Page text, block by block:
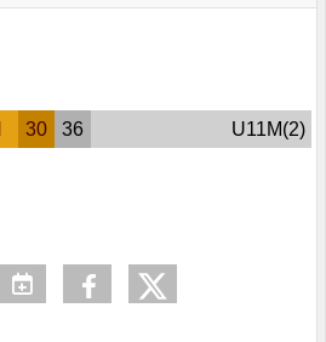
30 36 U11M(2)